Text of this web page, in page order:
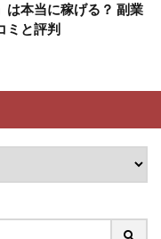
は本当に稼げる？ 副業
ミと評判